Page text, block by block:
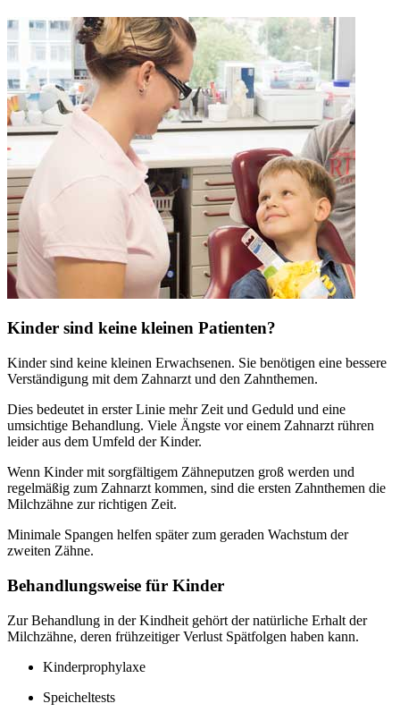
Kinder sind keine kleinen Patienten?
Kinder sind keine kleinen Erwachsenen. Sie benötigen eine bessere
Verständigung mit dem Zahnarzt und den Zahnthemen.
Dies bedeutet in erster Linie mehr Zeit und Geduld und eine
umsichtige Behandlung. Viele Ängste vor einem Zahnarzt rühren
leider aus dem Umfeld der Kinder.
Wenn Kinder mit sorgfältigem Zähneputzen groß werden und
regelmäßig zum Zahnarzt kommen, sind die ersten Zahnthemen die
Milchzähne zur richtigen Zeit.
Minimale Spangen helfen später zum geraden Wachstum der
zweiten Zähne.
Behandlungsweise für Kinder
Zur Behandlung in der Kindheit gehört der natürliche Erhalt der
Milchzähne, deren frühzeitiger Verlust Spätfolgen haben kann.
Kinderprophylaxe
Speicheltests